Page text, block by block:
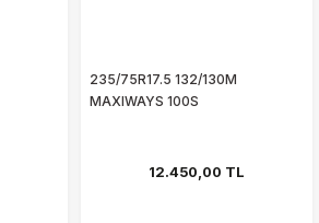
235/75R17.5 132/130M
MAXIWAYS 100S
12.450,00 TL